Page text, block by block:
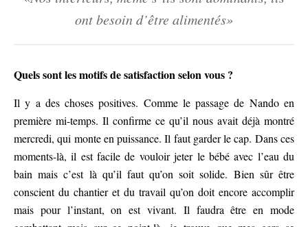
ont besoin d’être alimentés»
Quels sont les motifs de satisfaction selon vous ?
Il y a des choses positives. Comme le passage de Nando en
première mi-temps. Il confirme ce qu’il nous avait déjà montré
mercredi, qui monte en puissance. Il faut garder le cap. Dans ces
moments-là, il est facile de vouloir jeter le bébé avec l’eau du
bain mais c’est là qu’il faut qu’on soit solide. Bien sûr être
conscient du chantier et du travail qu’on doit encore accomplir
mais pour l’instant, on est vivant. Il faudra être en mode